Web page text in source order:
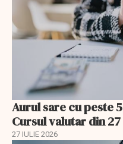
Aurul sare cu peste
Cursul valutar din
27 IULIE 2026